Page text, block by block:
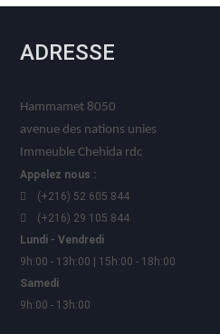
ADRESSE
Hammamet 8050
avenue des nations unies
Immeuble Chehida rdc
Appelez nous :
(+216) 52 605 844
(+216) 29 105 844
Lundi - Vendredi
9h:00 - 13h:00 | 15h:00 - 18h:00
Samedi
9h:00 - 13h:00